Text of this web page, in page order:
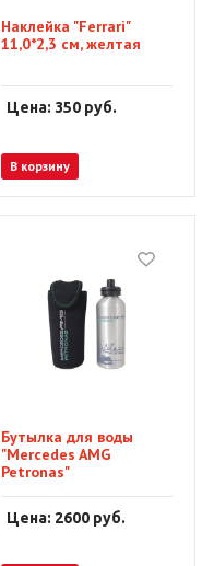
Наклейка "Ferrari"
11,0*2,3 см, желтая
Цена: 350 руб.
В корзину
Бутылка для воды
"Mercedes AMG
Petronas"
Цена: 2600 руб.